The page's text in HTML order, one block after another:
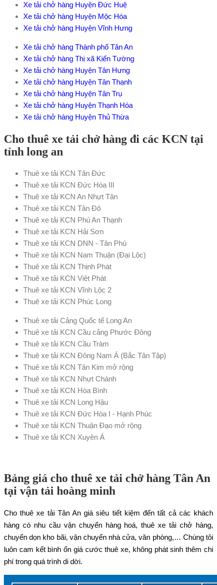
Xe tải chở hàng Huyện Đức Huệ
Xe tải chở hàng Huyện Mộc Hóa
Xe tải chở hàng Huyện Vĩnh Hưng
Xe tải chở hàng Thành phố Tân An
Xe tải chở hàng Thị xã Kiến Tường
Xe tải chở hàng Huyện Tân Hưng
Xe tải chở hàng Huyện Tân Thạnh
Xe tải chở hàng Huyện Tân Trụ
Xe tải chở hàng Huyện Thạnh Hóa
Xe tải chở hàng Huyện Thủ Thừa
Cho thuê xe tải chở hàng đi các KCN tại
tỉnh long an
Thuê xe tải KCN Tân Đức
Thuê xe tải KCN Đức Hòa III
Thuê xe tải KCN An Nhựt Tân
Thuê xe tải KCN Tân Đô
Thuê xe tải KCN Phú An Thạnh
Thuê xe tải KCN Hải Sơn
Thuê xe tải KCN DNN - Tân Phú
Thuê xe tải KCN Nam Thuận (Đại Lộc)
Thuê xe tải KCN Thịnh Phát
Thuê xe tải KCN Việt Phát
Thuê xe tải KCN Vĩnh Lộc 2
Thuê xe tải KCN Phúc Long
Thuê xe tải Cảng Quốc tế Long An
Thuê xe tải KCN Cầu cảng Phước Đông
Thuê xe tải KCN Cầu Tràm
Thuê xe tải KCN Đông Nam Á (Bắc Tân Tập)
Thuê xe tải KCN Tân Kim mở rộng
Thuê xe tải KCN Nhựt Chánh
Thuê xe tải KCN Hòa Bình
Thuê xe tải KCN Long Hậu
Thuê xe tải KCN Đức Hòa I - Hạnh Phúc
Thuê xe tải KCN Thuận Đạo mở rộng
Thuê xe tải KCN Xuyên Á
Bảng giá cho thuê xe tải chở hàng Tân An
tại vận tải hoàng minh
Cho thuê xe tải Tân An giá siêu tiết kiệm đến tất cả các khách
hàng có nhu cầu vận chuyển hàng hoá, thuê xe tải chở hàng,
chuyển dọn kho bãi, vận chuyển nhà cửa, văn phòng,… Chúng tôi
luôn cam kết bình ổn giá cước thuê xe, không phát sinh thêm chi
phí trong quá trình di dời.